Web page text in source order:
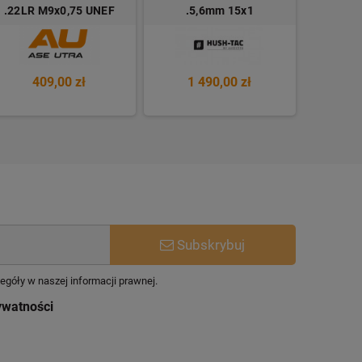
.22LR M9x0,75 UNEF
409,00 zł
.5,6mm 15x1
1 490,00 zł
Subskrybuj
w naszej informacji prawnej.